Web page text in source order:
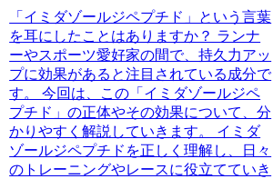
「イミダゾールジペプチド」という言葉
を耳にしたことはありますか？ ランナ
ーやスポーツ愛好家の間で、持久力アッ
プに効果があると注目されている成分で
す。 今回は、この「イミダゾールジペ
プチド」の正体やその効果について、分
かりやすく解説していきます。 イミダ
ゾールジペプチドを正しく理解し、日々
のトレーニングやレースに役立てていき